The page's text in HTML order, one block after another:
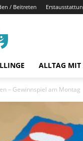
/ Beitreten
ALLTAG
– Gewinnspiel am Montag